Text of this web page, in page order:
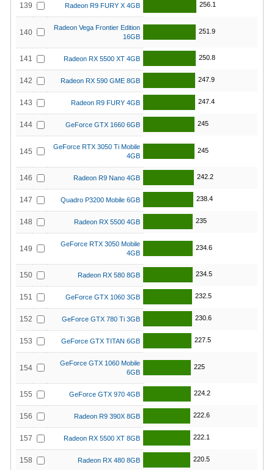
139 Radeon R9 FURY X 4GB 256.1
140
Radeon Vega Frontier Edition
16GB
251.9
141 Radeon RX 5500 XT 4GB 250.8
142 Radeon RX 590 GME 8GB 247.9
143 Radeon R9 FURY 4GB 247.4
144 GeForce GTX 1660 6GB 245
145
GeForce RTX 3050 Ti Mobile
4GB
245
146 Radeon R9 Nano 4GB 242.2
147 Quadro P3200 Mobile 6GB 238.4
148 Radeon RX 5500 4GB 235
149
GeForce RTX 3050 Mobile
4GB
234.6
150 Radeon RX 580 8GB 234.5
151 GeForce GTX 1060 3GB 232.5
152 GeForce GTX 780 Ti 3GB 230.6
153 GeForce GTX TITAN 6GB 227.5
154
GeForce GTX 1060 Mobile
6GB
225
155 GeForce GTX 970 4GB 224.2
156 Radeon R9 390X 8GB 222.6
157 Radeon RX 5500 XT 8GB 222.1
158 Radeon RX 480 8GB 220.5